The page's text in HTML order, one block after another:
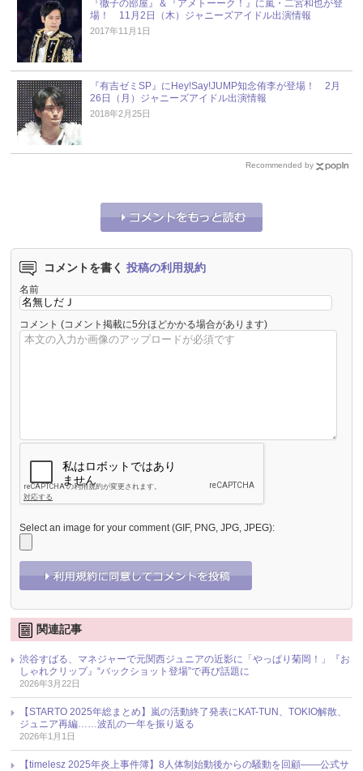
『徹子の部屋』＆『アメトーーク！』に嵐・二宮和也が登
場！ 11月2日（木）ジャニーズアイドル出演情報
2017年11月1日
『有吉ゼミSP』にHey!Say!JUMP知念侑李が登場！ 2月
26日（月）ジャニーズアイドル出演情報
2018年2月25日
Recommended by
コメントを書く 投稿の利用規約
名前
コメント (コメント掲載に5分ほどかかる場合があります)
Select an image for your comment (GIF, PNG, JPG, JPEG):
関連記事
渋谷すばる、マネジャーで元関西ジュニアの近影に「やっぱり菊岡！」『お
しゃれクリップ』“バックショット登場”で再び話題に
2026年3月22日
【STARTO 2025年総まとめ】嵐の活動終了発表にKAT-TUN、TOKIO解散、
ジュニア再編……波乱の一年を振り返る
2026年1月1日
【timelesz 2025年炎上事件簿】8人体制始動後からの騒動を回顧――公式サ